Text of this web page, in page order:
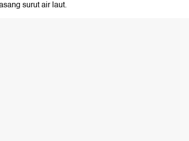
surut air laut.